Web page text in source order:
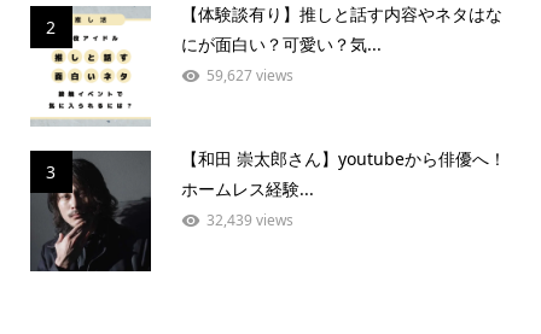
2
【体験談有り】推しと話す内容やネタはな
にが面白い？可愛い？気...
59,627 views
3
【和田 崇太郎さん】youtubeから俳優へ！
ホームレス経験...
32,439 views